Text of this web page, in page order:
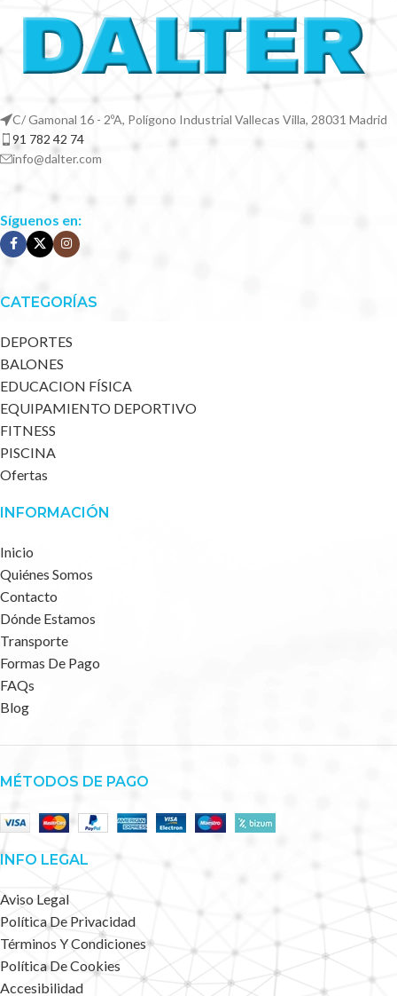
C/ Gamonal 16 - 2ºA, Polígono Industrial Vallecas Villa, 28031 Madrid
91 782 42 74
info@dalter.com
Síguenos en:
CATEGORÍAS
DEPORTES
BALONES
EDUCACION FÍSICA
EQUIPAMIENTO DEPORTIVO
FITNESS
PISCINA
Ofertas
INFORMACIÓN
Inicio
Quiénes Somos
Contacto
Dónde Estamos
Transporte
Formas De Pago
FAQs
Blog
MÉTODOS DE PAGO
INFO LEGAL
Aviso Legal
Política De Privacidad
Términos Y Condiciones
Política De Cookies
Accesibilidad